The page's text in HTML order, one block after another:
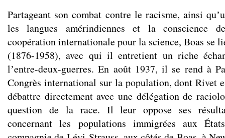
Partageant son combat contre le racisme, ainsi
les langues amérindiennes et la conscience
coopération internationale pour la science, Boas se
(1876-1958), avec qui il entretient un riche
lʼentre-deux-guerres. En août 1937, il se rend à
Congrès international sur la population, dont Rivet
débattre directement avec une délégation de
question de la race. Il leur oppose ses
concernant les populations immigrées aux